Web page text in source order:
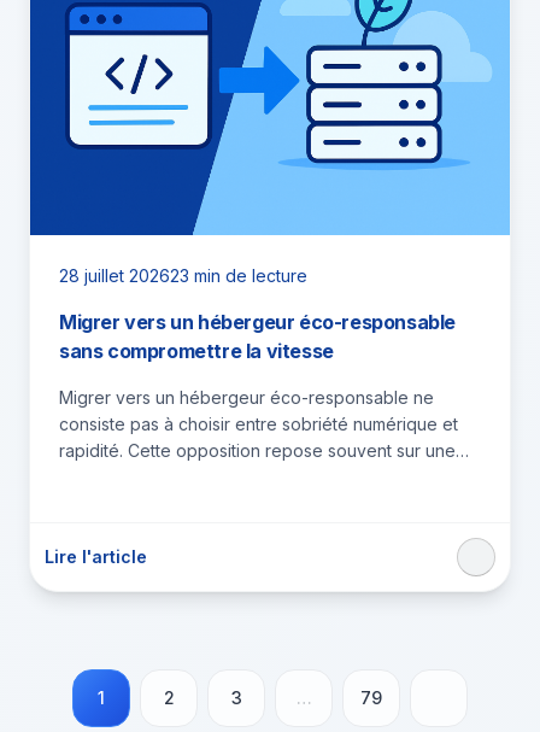
28 juillet 202623 min de lecture
Migrer vers un hébergeur éco-responsable
sans compromettre la vitesse
Migrer vers un hébergeur éco-responsable ne
consiste pas à choisir entre sobriété numérique et
rapidité. Cette opposition repose souvent sur une
Lire l'article
1 2 3 … 79